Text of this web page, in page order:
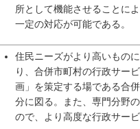
所として機能させることに
一定の対応が可能である。
住民ニーズがより高いもの
り、合併市町村の行政サー
画」を策定する場である合
分に図る。また、専門分野
ので、より高度な行政サー